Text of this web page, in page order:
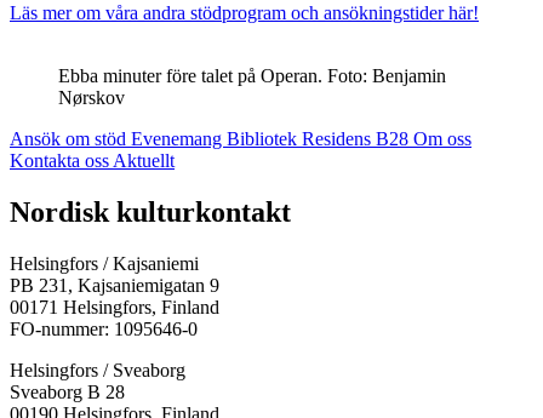
Läs mer om våra andra stödprogram och ansökningstider här!
Ebba minuter före talet på Operan. Foto: Benjamin
Nørskov
Ansök om stöd Evenemang Bibliotek Residens B28 Om oss
Kontakta oss Aktuellt
Facebook:
Öppnas
en
ny
flik
Instagram:
Öppnas
en
ny
flik
TikTok:
Öppnas
en
ny
flik
Youtube:
Öppnas
en
ny
flik
Vimeo:
Öppnas
en
ny
flik
Nordisk kulturkontakt
Helsingfors / Kajsaniemi
PB 231, Kajsaniemigatan 9
00171 Helsingfors, Finland
FO-nummer: 1095646-0
Helsingfors / Sveaborg
Sveaborg B 28
00190 Helsingfors, Finland